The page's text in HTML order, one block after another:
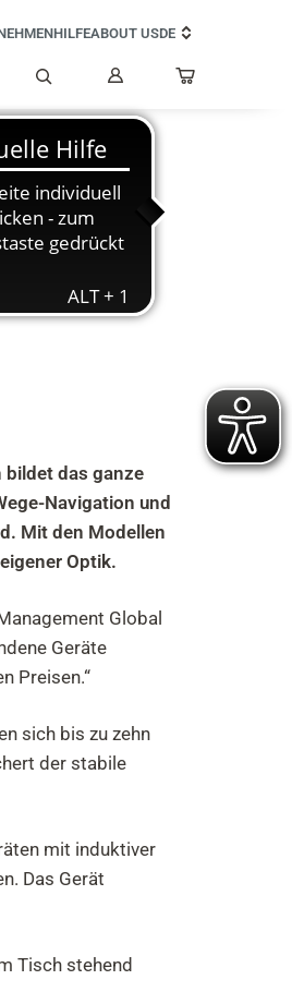
HILFEABOUT USDE
Suche
Benutzerkonto
bildet das ganze
Navigation und
Mit den Modellen
Optik.
Global
Geräte
Preisen.“
sich bis zu zehn
der stabile
mit induktiver
Das Gerät
Tisch stehend